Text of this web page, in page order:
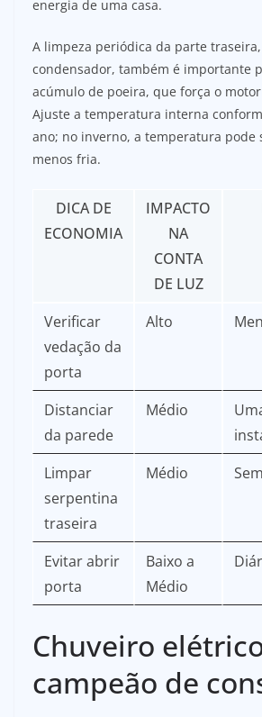
energia de uma casa.
A limpeza periódica da parte
condensador, também é importante
acúmulo de poeira, que força o
Ajuste a temperatura interna
ano; no inverno, a temperatura pode
menos fria.
DICA DE
ECONOMIA
IMPACTO
NA
CONTA
DE LUZ
Verificar
vedação da
porta
Alto
Distanciar
da parede
Médio
Limpar
serpentina
traseira
Médio
Evitar abrir
porta
Baixo a
Médio
Chuveiro
campeão de